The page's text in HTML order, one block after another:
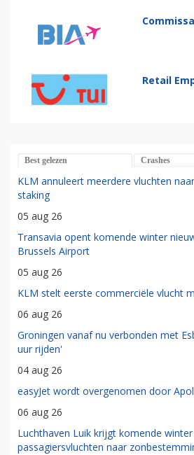
Retail
Best gelezen Crashes
KLM annuleert meerdere vluchten
staking
05 aug 26
Transavia opent komende winter
Brussels Airport
05 aug 26
KLM stelt eerste commerciële vlucht
06 aug 26
Groningen vanaf nu verbonden met
uur rijden'
04 aug 26
easyJet wordt overgenomen door
06 aug 26
Luchthaven Luik krijgt komende
passagiersvluchten naar